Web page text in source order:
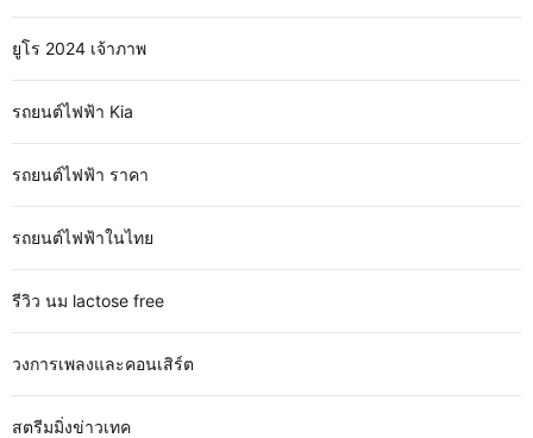
ยูโร 2024 เจ้าภาพ
รถยนต์ไฟฟ้า Kia
รถยนต์ไฟฟ้า ราคา
รถยนต์ไฟฟ้าในไทย
รีวิว นม lactose free
วงการเพลงและคอนเสิร์ต
สตรีมมิ่งข่าวเทค